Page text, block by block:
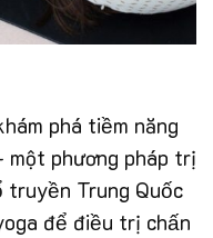
phá tiềm năng
một phương pháp trị
truyền Trung Quốc
để điều trị chấn